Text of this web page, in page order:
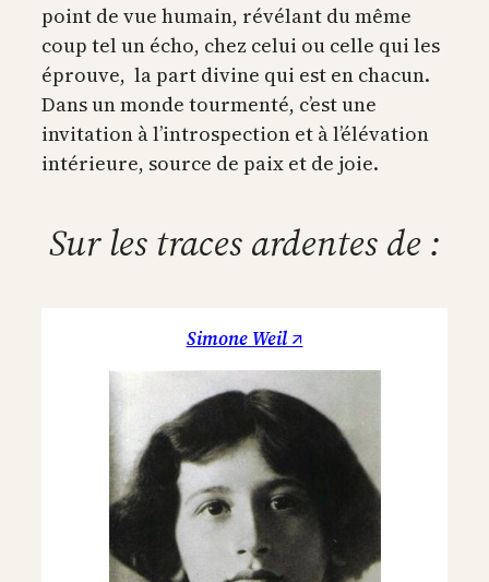
point de vue humain, révélant du même
coup tel un écho, chez celui ou celle qui les
éprouve, la part divine qui est en chacun.
Dans un monde tourmenté, c’est une
invitation à l’introspection et à l’élévation
intérieure, source de paix et de joie.
Sur les traces ardentes de :
Simone Weil ↗